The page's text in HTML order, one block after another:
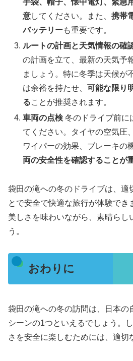
意してください。また、携帯
バッテリーも重要です。
ルートの計画と天気情報の確
の計画を立て、最新の天気予
ましょう。特に冬季は天候が
は余裕を持たせ、可能な限り
ることが推奨されます。
車両の点検 冬のドライブ前に
てください。タイヤの空気圧
ワイパーの効果、ブレーキの
両の安全性を確認することが
袋田の滝への冬のドライブは、適
とで安全で快適な旅行が体験でき
美しさを味わいながら、素晴らし
う。
おわりに
袋田の滝への冬の訪問は、日本の
シーンの1つといえるでしょう。
さを安全に楽しむためには、適切